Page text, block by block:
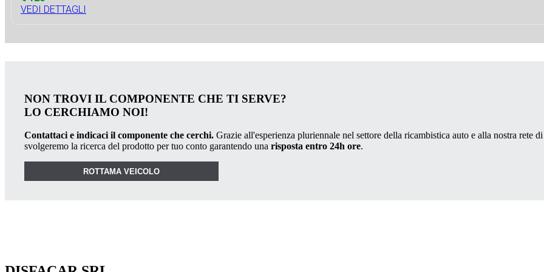
VEDI DETTAGLI
NON TROVI IL COMPONENTE CHE TI SERVE?
LO CERCHIAMO NOI!
Contattaci e indicaci il componente che cerchi. Grazie all'esperienza pluriennale nel settore della ricambistica auto e alla nostra rete di
svolgeremo la ricerca del prodotto per tuo conto garantendo una risposta entro 24h ore.
ROTTAMA VEICOLO